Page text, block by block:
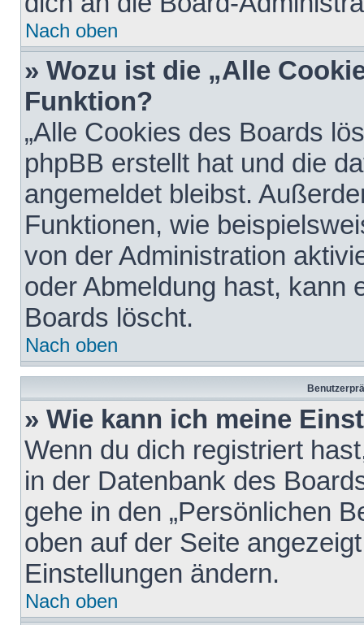
Nach oben
» Wozu ist die „Alle
Funktion?
„Alle Cookies des Boards
phpBB erstellt hat und die
angemeldet bleibst.
Funktionen, wie
von der Administration
oder Abmeldung hast, kann
Boards löscht.
Nach oben
» Wie kann ich meine
Wenn du dich registriert
in der Datenbank des
gehe in den „Persönlichen
oben auf der Seite
Einstellungen ändern.
Nach oben